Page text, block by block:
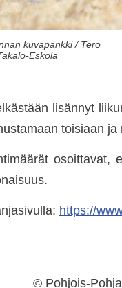
kuvapankki / Tero
Eskola
lisännyt
toisiaan
osoittavat,
https://
© Pohjois-